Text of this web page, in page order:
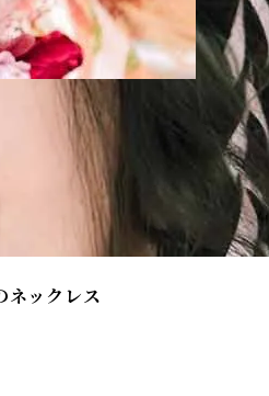
ネックレス